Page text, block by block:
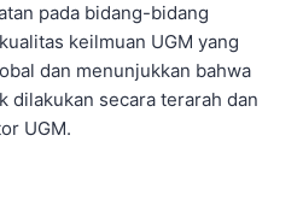
pada bidang-bidang
keilmuan UGM yang
dan menunjukkan bahwa
dilakukan secara terarah dan
UGM.